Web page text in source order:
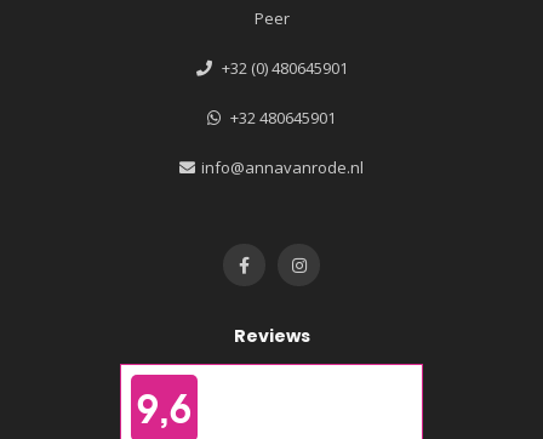
Peer
+32 (0) 480645901
+32 480645901
info@annavanrode.nl
Reviews